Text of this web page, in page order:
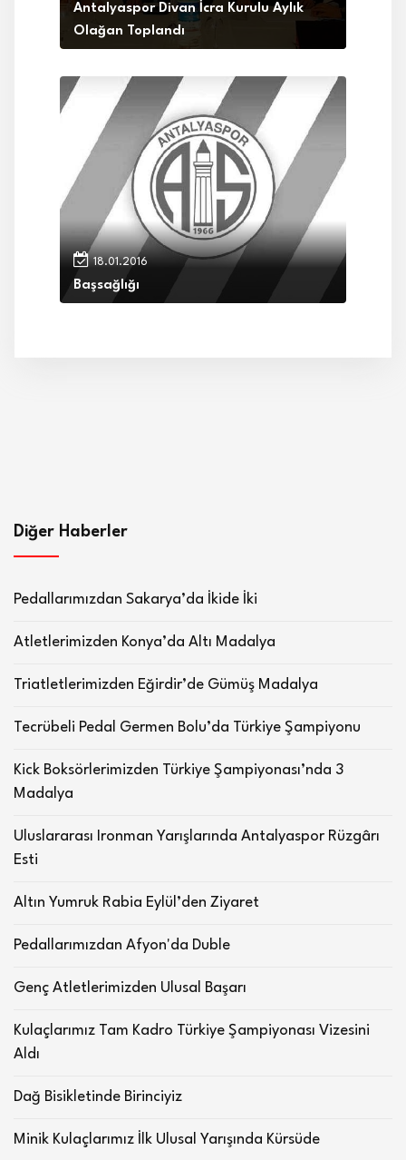
Antalyaspor Divan İcra Kurulu Aylık
Olağan Toplandı
18.01.2016
Başsağlığı
Diğer Haberler
Pedallarımızdan Sakarya’da İkide İki
Atletlerimizden Konya’da Altı Madalya
Triatletlerimizden Eğirdir’de Gümüş Madalya
Tecrübeli Pedal Germen Bolu’da Türkiye Şampiyonu
Kick Boksörlerimizden Türkiye Şampiyonası’nda 3
Madalya
Uluslararası Ironman Yarışlarında Antalyaspor Rüzgârı
Esti
Altın Yumruk Rabia Eylül’den Ziyaret
Pedallarımızdan Afyon'da Duble
Genç Atletlerimizden Ulusal Başarı
Kulaçlarımız Tam Kadro Türkiye Şampiyonası Vizesini
Aldı
Dağ Bisikletinde Birinciyiz
Minik Kulaçlarımız İlk Ulusal Yarışında Kürsüde